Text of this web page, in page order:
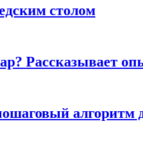
столом
Рассказывает
алгоритм